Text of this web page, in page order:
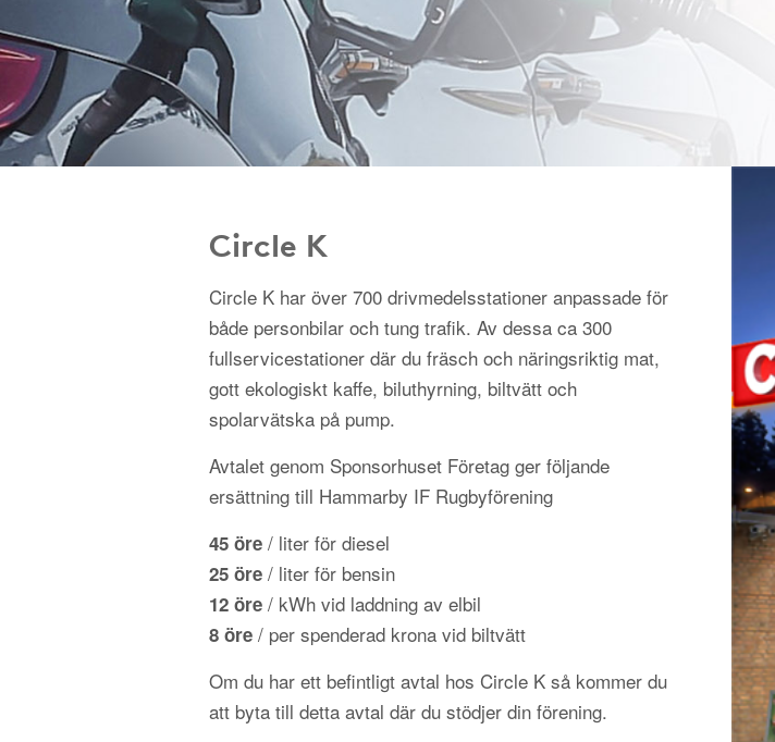
Circle K
Circle K har över 700 drivmedelsstationer anpassade för
både personbilar och tung trafik. Av dessa ca 300
fullservicestationer där du fräsch och näringsriktig mat,
gott ekologiskt kaffe, biluthyrning, biltvätt och
spolarvätska på pump.
Avtalet genom Sponsorhuset Företag ger följande
ersättning till Hammarby IF Rugbyförening
45 öre / liter för diesel
25 öre / liter för bensin
12 öre / kWh vid laddning av elbil
8 öre / per spenderad krona vid biltvätt
Om du har ett befintligt avtal hos Circle K så kommer du
att byta till detta avtal där du stödjer din förening.